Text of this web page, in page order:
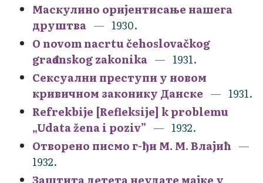
Маскулино оријентисање нашега
друштва
1930.
O novom nacrtu čehoslovačkog
građanskog zakonika
1931.
Сексуални преступи у новом
кривичном законику Данске
1931.
Refrekbije [Refleksije] k problemu
„Udata žena i poziv”
1932.
Отворено писмо г-ђи М. М. Влајић
1932.
Заштита детета неудате мајке у